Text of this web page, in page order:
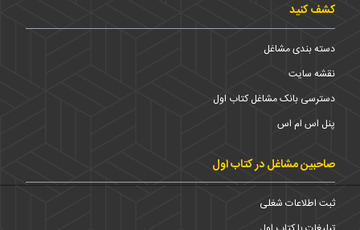
کشف کنید
دسته بندی مشاغل
نقشه سایت
دسترسی بانک مشاغل کتاب اول
پنل اس ام اس
صاحبین مشاغل در کتاب اول
ثبت اطلاعات شغلی